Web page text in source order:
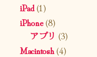
iPad(1)
iPhone(8)
アプリ (3)
Macintosh(4)